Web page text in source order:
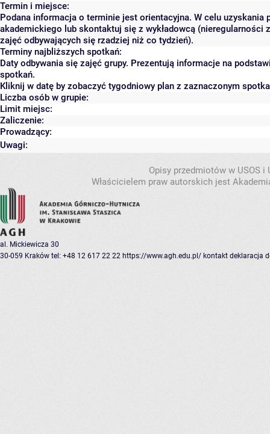
Termin i miejsce:
Podana informacja o terminie jest orientacyjna. W celu
akademickiego lub skontaktuj się z wykładowcą (nieregularności
zajęć odbywających się rzadziej niż co tydzień).
Terminy najbliższych spotkań:
Daty odbywania się zajęć grupy. Prezentują informacje na
spotkań.
Kliknij w datę by zobaczyć tygodniowy plan z zaznaczonym
Liczba osób w grupie:
Limit miejsc:
Zaliczenie:
Prowadzący:
Uwagi:
Opisy przedmiotów w USOS
Właścicielem praw autorskich jest
al. Mickiewicza 30
30-059 Kraków tel: +48 12 617 22 22 https://www.agh.edu.pl/ kontakt deklaracja